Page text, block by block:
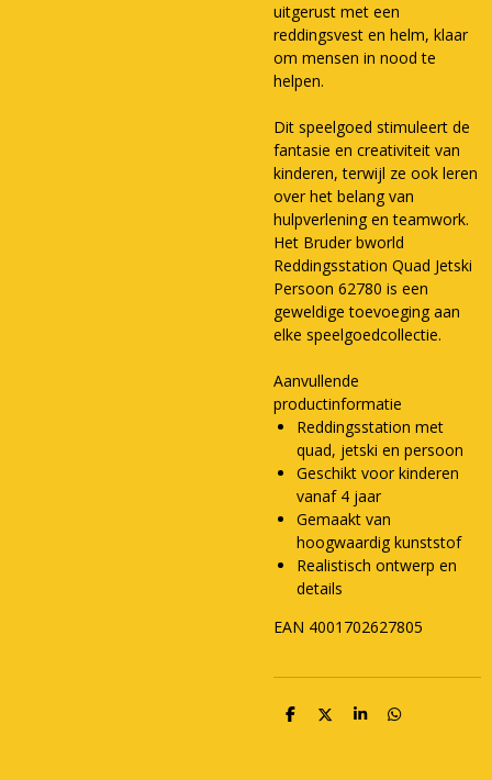
uitgerust met een
reddingsvest en helm, klaar
om mensen in nood te
helpen.
Dit speelgoed stimuleert de
fantasie en creativiteit van
kinderen, terwijl ze ook leren
over het belang van
hulpverlening en teamwork.
Het Bruder bworld
Reddingsstation Quad Jetski
Persoon 62780 is een
geweldige toevoeging aan
elke speelgoedcollectie.
Aanvullende
productinformatie
Reddingsstation met
quad, jetski en persoon
Geschikt voor kinderen
vanaf 4 jaar
Gemaakt van
hoogwaardig kunststof
Realistisch ontwerp en
details
EAN 4001702627805
D
D
S
D